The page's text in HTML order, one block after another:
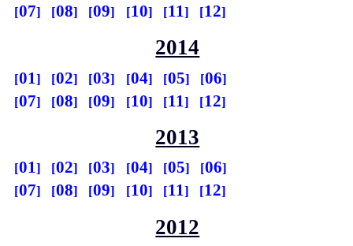
07
08 09 10 11 12
2014
01 02 03 04 05
06
07
08 09 10 11 12
2013
01 02 03 04 05
06
07
08 09 10 11 12
2012